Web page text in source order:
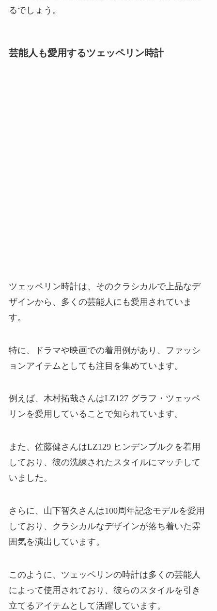
るでしょう。
芸能人も愛用するツェッペリン時計
ツェッペリン時計は、そのクラシカルで上品なデ
ザインから、多くの芸能人にも愛用されていま
す。
特に、ドラマや映画での着用例があり、ファッシ
ョンアイテムとしても注目を集めています。
例えば、木村拓哉さんはLZ127 グラフ・ツェッペ
リンを愛用していることで知られています。
また、佐藤健さんはLZ129 ヒンデンブルクを着用
しており、彼の洗練されたスタイルにマッチして
いました。
さらに、山下智久さんは100周年記念モデルを愛用
しており、クラシカルなデザインが落ち着いた雰
囲気を演出しています。
このように、ツェッペリンの時計は多くの芸能人
によって使用されており、彼らのスタイルを引き
立てるアイテムとして活躍しています。